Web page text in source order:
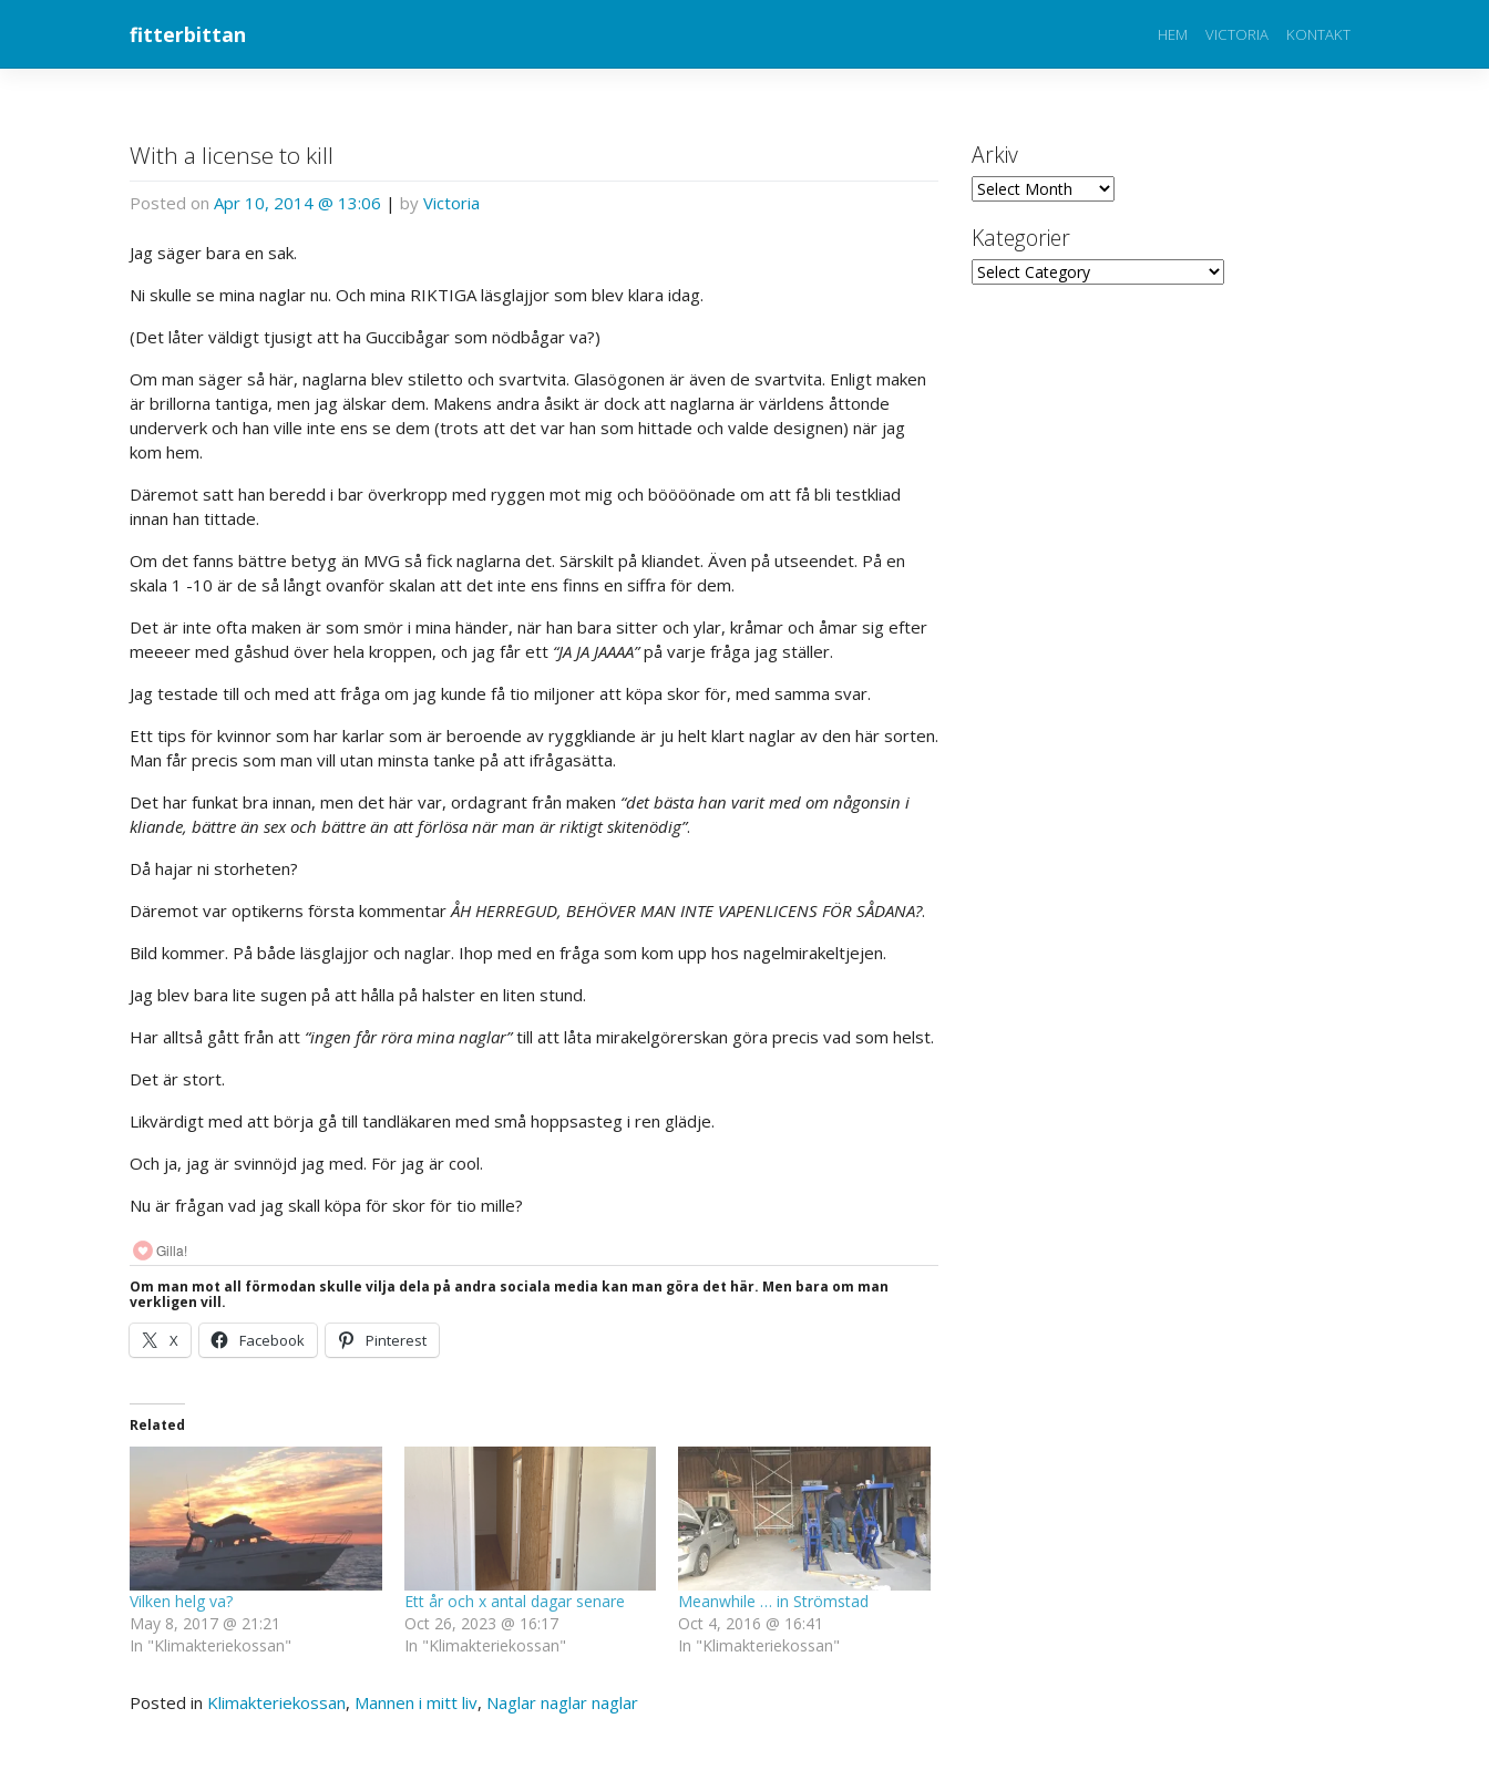
fitterbittan HEM VICTORIA KONTAKT
With a license to kill
Posted on Apr 10, 2014 @ 13:06 | by Victoria
Jag säger bara en sak.
Ni skulle se mina naglar nu. Och mina RIKTIGA läsglajjor som blev klara idag.
(Det låter väldigt tjusigt att ha Guccibågar som nödbågar va?)
Om man säger så här, naglarna blev stiletto och svartvita. Glasögonen är även de svartvita. Enligt maken
är brillorna tantiga, men jag älskar dem. Makens andra åsikt är dock att naglarna är världens åttonde
underverk och han ville inte ens se dem (trots att det var han som hittade och valde designen) när jag
kom hem.
Däremot satt han beredd i bar överkropp med ryggen mot mig och böööönade om att få bli testkliad
innan han tittade.
Om det fanns bättre betyg än MVG så fick naglarna det. Särskilt på kliandet. Även på utseendet. På en
skala 1 -10 är de så långt ovanför skalan att det inte ens finns en siffra för dem.
Det är inte ofta maken är som smör i mina händer, när han bara sitter och ylar, kråmar och åmar sig efter
meeeer med gåshud över hela kroppen, och jag får ett “JA JA JAAAA”på varje fråga jag ställer.
Jag testade till och med att fråga om jag kunde få tio miljoner att köpa skor för, med samma svar.
Ett tips för kvinnor som har karlar som är beroende av ryggkliande är ju helt klart naglar av den här sorten.
Man får precis som man vill utan minsta tanke på att ifrågasätta.
Det har funkat bra innan, men det här var, ordagrant från maken “det bästa han varit med om någonsin i
kliande, bättre än sex och bättre än att förlösa när man är riktigt skitenödig”.
Då hajar ni storheten?
Däremot var optikerns första kommentar ÅH HERREGUD, BEHÖVER MAN INTE VAPENLICENS FÖR SÅDANA?.
Bild kommer. På både läsglajjor och naglar. Ihop med en fråga som kom upp hos nagelmirakeltjejen.
Jag blev bara lite sugen på att hålla på halster en liten stund.
Har alltså gått från att “ingen får röra mina naglar”till att låta mirakelgörerskan göra precis vad som helst.
Det är stort.
Likvärdigt med att börja gå till tandläkaren med små hoppsasteg i ren glädje.
Och ja, jag är svinnöjd jag med. För jag är cool.
Nu är frågan vad jag skall köpa för skor för tio mille?
Gilla!
Om man mot all förmodan skulle vilja dela på andra sociala media kan man göra det här. Men bara om man
verkligen vill.
X Facebook Pinterest
Related
Vilken helg va?
May 8, 2017 @ 21:21
In "Klimakteriekossan"
Ett år och x antal dagar senare
Oct 26, 2023 @ 16:17
In "Klimakteriekossan"
Meanwhile … in Strömstad
Oct 4, 2016 @ 16:41
In "Klimakteriekossan"
Posted in Klimakteriekossan, Mannen i mitt liv, Naglar naglar naglar
Arkiv
Arkiv
Kategorier
Kategorier